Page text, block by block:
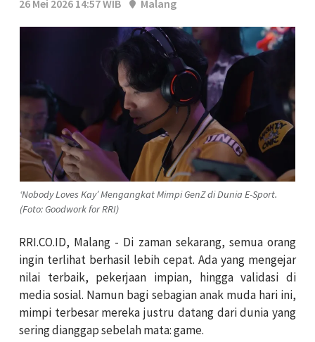
26 Mei 2026 14:57 WIB
Malang
‘Nobody Loves Kay’ Mengangkat Mimpi GenZ di Dunia E-Sport.
(Foto: Goodwork for RRI)
RRI.CO.ID, Malang - Di zaman sekarang, semua orang
ingin terlihat berhasil lebih cepat. Ada yang mengejar
nilai terbaik, pekerjaan impian, hingga validasi di
media sosial. Namun bagi sebagian anak muda hari ini,
mimpi terbesar mereka justru datang dari dunia yang
sering dianggap sebelah mata: game.